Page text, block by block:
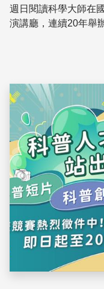
週日閱讀科學大師在
演講廳，連續20年舉